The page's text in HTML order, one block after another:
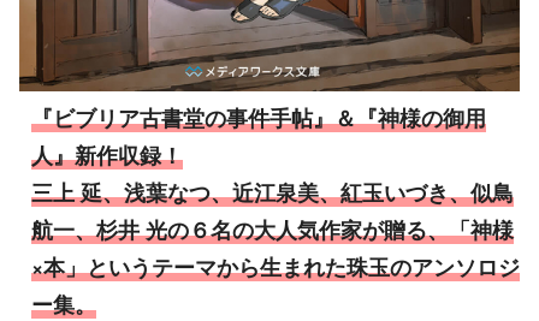
『ビブリア古書堂の事件手帖』＆『神様の御用
人』新作収録！
三上 延、浅葉なつ、近江泉美、紅玉いづき、似鳥
航一、杉井 光の６名の大人気作家が贈る、「神様
×本」というテーマから生まれた珠玉のアンソロジ
ー集。